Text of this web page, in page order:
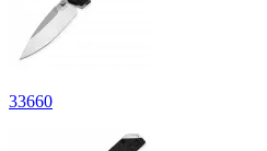
33660